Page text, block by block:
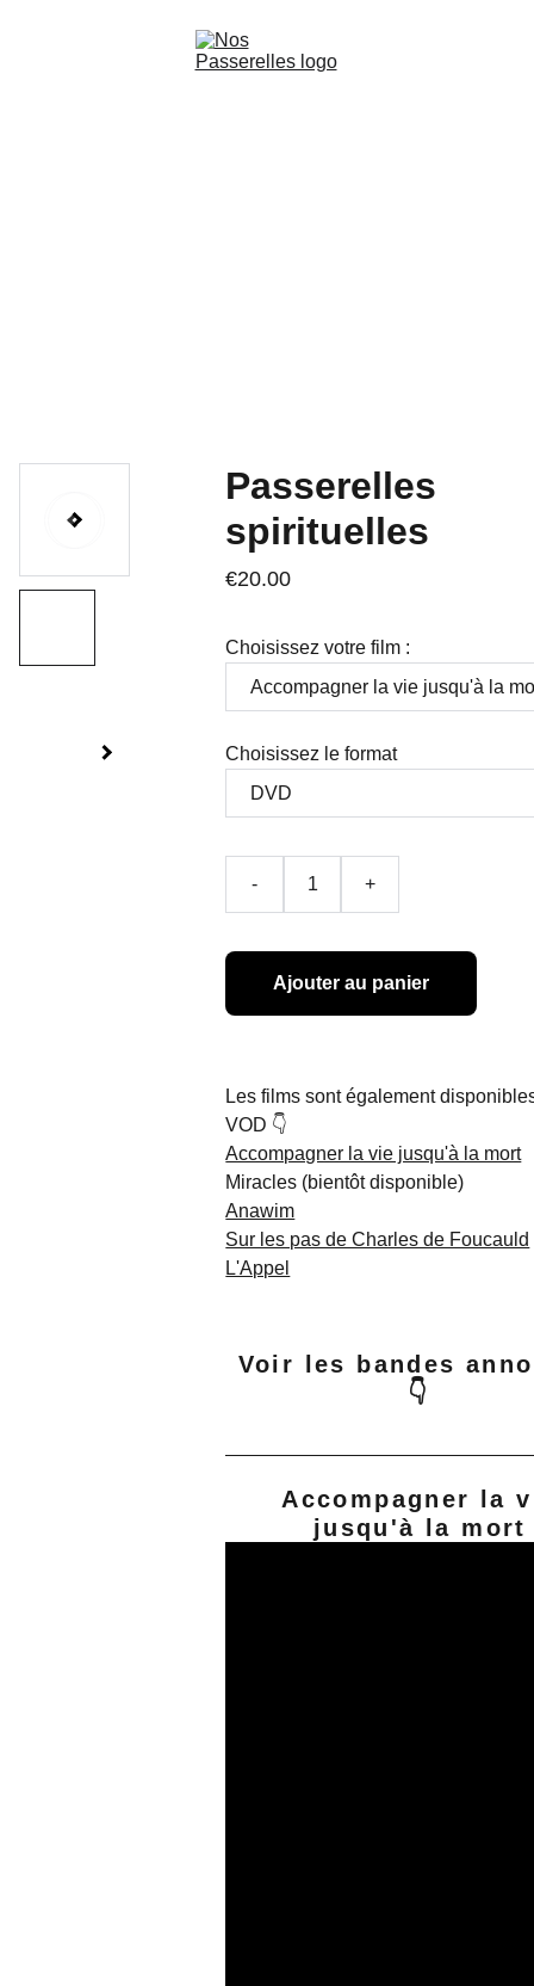
Passerelles
spirituelles
€20.00
Choisissez votre film :
Choisissez le format
- +
Ajouter au panier
Les films sont également
VOD 👇
Accompagner la vie jusqu'à la mort
Miracles (bientôt disponible)
Anawim
Sur les pas de Charles de Foucauld
L'Appel
Voir les bandes
👇
Accompagner la
jusqu'à la mort